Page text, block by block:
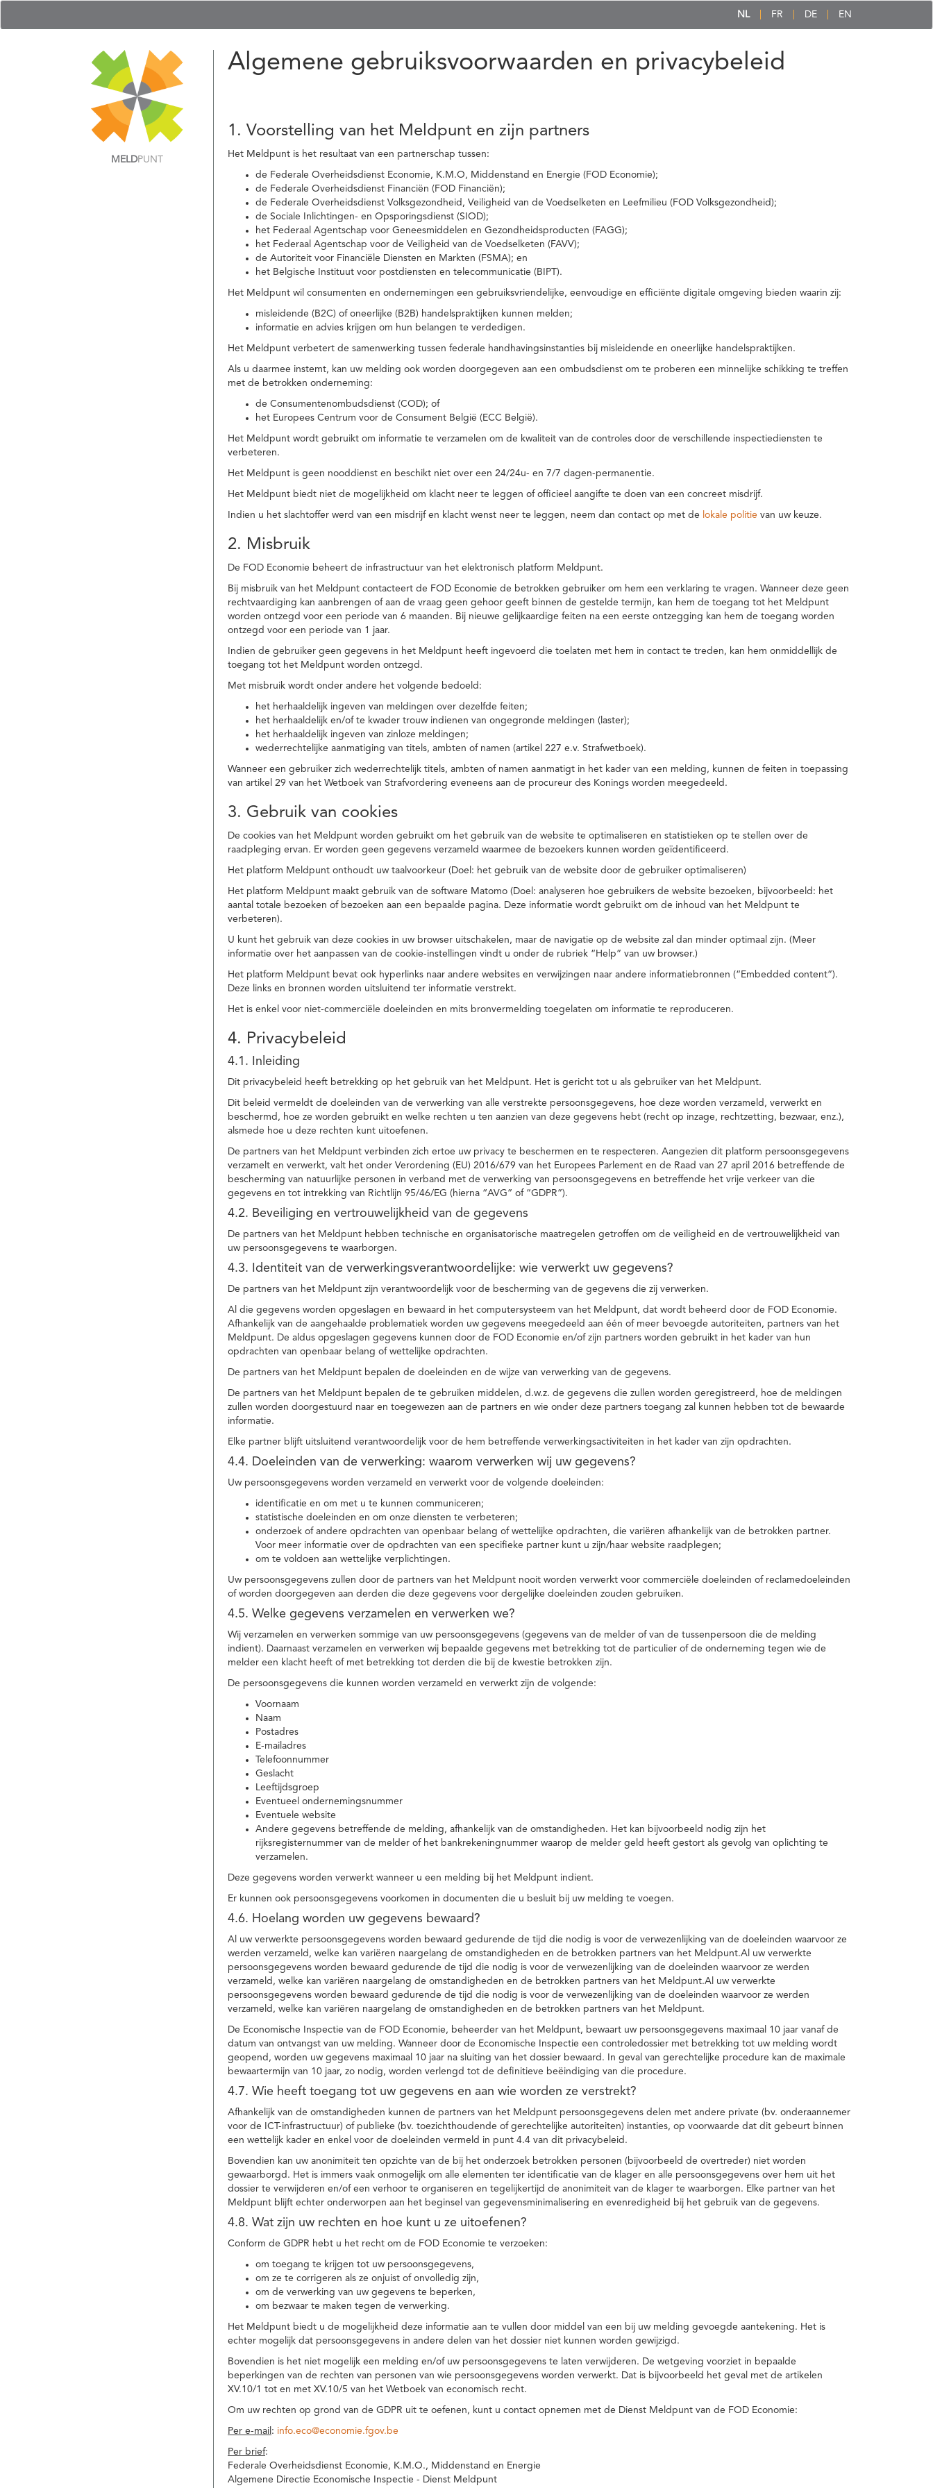
NL FR DE EN
MELDPUNT
Algemene gebruiksvoorwaarden en privacybeleid
1. Voorstelling van het Meldpunt en zijn partners
Het Meldpunt is het resultaat van een partnerschap tussen:
de Federale Overheidsdienst Economie, K.M.O, Middenstand en Energie (FOD Economie);
de Federale Overheidsdienst Financiën (FOD Financiën);
de Federale Overheidsdienst Volksgezondheid, Veiligheid van de Voedselketen en Leefmilieu (FOD Volksgezondheid);
de Sociale Inlichtingen- en Opsporingsdienst (SIOD);
het Federaal Agentschap voor Geneesmiddelen en Gezondheidsproducten (FAGG);
het Federaal Agentschap voor de Veiligheid van de Voedselketen (FAVV);
de Autoriteit voor Financiële Diensten en Markten (FSMA); en
het Belgische Instituut voor postdiensten en telecommunicatie (BIPT).
Het Meldpunt wil consumenten en ondernemingen een gebruiksvriendelijke, eenvoudige en efficiënte digitale omgeving bieden waarin zij:
misleidende (B2C) of oneerlijke (B2B) handelspraktijken kunnen melden;
informatie en advies krijgen om hun belangen te verdedigen.
Het Meldpunt verbetert de samenwerking tussen federale handhavingsinstanties bij misleidende en oneerlijke handelspraktijken.
Als u daarmee instemt, kan uw melding ook worden doorgegeven aan een ombudsdienst om te proberen een minnelijke schikking te treffen
met de betrokken onderneming:
de Consumentenombudsdienst (COD); of
het Europees Centrum voor de Consument België (ECC België).
Het Meldpunt wordt gebruikt om informatie te verzamelen om de kwaliteit van de controles door de verschillende inspectiediensten te
verbeteren.
Het Meldpunt is geen nooddienst en beschikt niet over een 24/24u- en 7/7 dagen-permanentie.
Het Meldpunt biedt niet de mogelijkheid om klacht neer te leggen of officieel aangifte te doen van een concreet misdrijf.
Indien u het slachtoffer werd van een misdrijf en klacht wenst neer te leggen, neem dan contact op met de lokale politie van uw keuze.
2. Misbruik
De FOD Economie beheert de infrastructuur van het elektronisch platform Meldpunt.
Bij misbruik van het Meldpunt contacteert de FOD Economie de betrokken gebruiker om hem een verklaring te vragen. Wanneer deze geen
rechtvaardiging kan aanbrengen of aan de vraag geen gehoor geeft binnen de gestelde termijn, kan hem de toegang tot het Meldpunt
worden ontzegd voor een periode van 6 maanden. Bij nieuwe gelijkaardige feiten na een eerste ontzegging kan hem de toegang worden
ontzegd voor een periode van 1 jaar.
Indien de gebruiker geen gegevens in het Meldpunt heeft ingevoerd die toelaten met hem in contact te treden, kan hem onmiddellijk de
toegang tot het Meldpunt worden ontzegd.
Met misbruik wordt onder andere het volgende bedoeld:
het herhaaldelijk ingeven van meldingen over dezelfde feiten;
het herhaaldelijk en/of te kwader trouw indienen van ongegronde meldingen (laster);
het herhaaldelijk ingeven van zinloze meldingen;
wederrechtelijke aanmatiging van titels, ambten of namen (artikel 227 e.v. Strafwetboek).
Wanneer een gebruiker zich wederrechtelijk titels, ambten of namen aanmatigt in het kader van een melding, kunnen de feiten in toepassing
van artikel 29 van het Wetboek van Strafvordering eveneens aan de procureur des Konings worden meegedeeld.
3. Gebruik van cookies
De cookies van het Meldpunt worden gebruikt om het gebruik van de website te optimaliseren en statistieken op te stellen over de
raadpleging ervan. Er worden geen gegevens verzameld waarmee de bezoekers kunnen worden geïdentificeerd.
Het platform Meldpunt onthoudt uw taalvoorkeur (Doel: het gebruik van de website door de gebruiker optimaliseren)
Het platform Meldpunt maakt gebruik van de software Matomo (Doel: analyseren hoe gebruikers de website bezoeken, bijvoorbeeld: het
aantal totale bezoeken of bezoeken aan een bepaalde pagina. Deze informatie wordt gebruikt om de inhoud van het Meldpunt te
verbeteren).
U kunt het gebruik van deze cookies in uw browser uitschakelen, maar de navigatie op de website zal dan minder optimaal zijn. (Meer
informatie over het aanpassen van de cookie-instellingen vindt u onder de rubriek “Help” van uw browser.)
Het platform Meldpunt bevat ook hyperlinks naar andere websites en verwijzingen naar andere informatiebronnen (“Embedded content”).
Deze links en bronnen worden uitsluitend ter informatie verstrekt.
Het is enkel voor niet-commerciële doeleinden en mits bronvermelding toegelaten om informatie te reproduceren.
4. Privacybeleid
4.1. Inleiding
Dit privacybeleid heeft betrekking op het gebruik van het Meldpunt. Het is gericht tot u als gebruiker van het Meldpunt.
Dit beleid vermeldt de doeleinden van de verwerking van alle verstrekte persoonsgegevens, hoe deze worden verzameld, verwerkt en
beschermd, hoe ze worden gebruikt en welke rechten u ten aanzien van deze gegevens hebt (recht op inzage, rechtzetting, bezwaar, enz.),
alsmede hoe u deze rechten kunt uitoefenen.
De partners van het Meldpunt verbinden zich ertoe uw privacy te beschermen en te respecteren. Aangezien dit platform persoonsgegevens
verzamelt en verwerkt, valt het onder Verordening (EU) 2016/679 van het Europees Parlement en de Raad van 27 april 2016 betreffende de
bescherming van natuurlijke personen in verband met de verwerking van persoonsgegevens en betreffende het vrije verkeer van die
gegevens en tot intrekking van Richtlijn 95/46/EG (hierna “AVG” of “GDPR”).
4.2. Beveiliging en vertrouwelijkheid van de gegevens
De partners van het Meldpunt hebben technische en organisatorische maatregelen getroffen om de veiligheid en de vertrouwelijkheid van
uw persoonsgegevens te waarborgen.
4.3. Identiteit van de verwerkingsverantwoordelijke: wie verwerkt uw gegevens?
De partners van het Meldpunt zijn verantwoordelijk voor de bescherming van de gegevens die zij verwerken.
Al die gegevens worden opgeslagen en bewaard in het computersysteem van het Meldpunt, dat wordt beheerd door de FOD Economie.
Afhankelijk van de aangehaalde problematiek worden uw gegevens meegedeeld aan één of meer bevoegde autoriteiten, partners van het
Meldpunt. De aldus opgeslagen gegevens kunnen door de FOD Economie en/of zijn partners worden gebruikt in het kader van hun
opdrachten van openbaar belang of wettelijke opdrachten.
De partners van het Meldpunt bepalen de doeleinden en de wijze van verwerking van de gegevens.
De partners van het Meldpunt bepalen de te gebruiken middelen, d.w.z. de gegevens die zullen worden geregistreerd, hoe de meldingen
zullen worden doorgestuurd naar en toegewezen aan de partners en wie onder deze partners toegang zal kunnen hebben tot de bewaarde
informatie.
Elke partner blijft uitsluitend verantwoordelijk voor de hem betreffende verwerkingsactiviteiten in het kader van zijn opdrachten.
4.4. Doeleinden van de verwerking: waarom verwerken wij uw gegevens?
Uw persoonsgegevens worden verzameld en verwerkt voor de volgende doeleinden:
identificatie en om met u te kunnen communiceren;
statistische doeleinden en om onze diensten te verbeteren;
onderzoek of andere opdrachten van openbaar belang of wettelijke opdrachten, die variëren afhankelijk van de betrokken partner.
Voor meer informatie over de opdrachten van een specifieke partner kunt u zijn/haar website raadplegen;
om te voldoen aan wettelijke verplichtingen.
Uw persoonsgegevens zullen door de partners van het Meldpunt nooit worden verwerkt voor commerciële doeleinden of reclamedoeleinden
of worden doorgegeven aan derden die deze gegevens voor dergelijke doeleinden zouden gebruiken.
4.5. Welke gegevens verzamelen en verwerken we?
Wij verzamelen en verwerken sommige van uw persoonsgegevens (gegevens van de melder of van de tussenpersoon die de melding
indient). Daarnaast verzamelen en verwerken wij bepaalde gegevens met betrekking tot de particulier of de onderneming tegen wie de
melder een klacht heeft of met betrekking tot derden die bij de kwestie betrokken zijn.
De persoonsgegevens die kunnen worden verzameld en verwerkt zijn de volgende:
Voornaam
Naam
Postadres
E-mailadres
Telefoonnummer
Geslacht
Leeftijdsgroep
Eventueel ondernemingsnummer
Eventuele website
Andere gegevens betreffende de melding, afhankelijk van de omstandigheden. Het kan bijvoorbeeld nodig zijn het
rijksregisternummer van de melder of het bankrekeningnummer waarop de melder geld heeft gestort als gevolg van oplichting te
verzamelen.
Deze gegevens worden verwerkt wanneer u een melding bij het Meldpunt indient.
Er kunnen ook persoonsgegevens voorkomen in documenten die u besluit bij uw melding te voegen.
4.6. Hoelang worden uw gegevens bewaard?
Al uw verwerkte persoonsgegevens worden bewaard gedurende de tijd die nodig is voor de verwezenlijking van de doeleinden waarvoor ze
werden verzameld, welke kan variëren naargelang de omstandigheden en de betrokken partners van het Meldpunt.Al uw verwerkte
persoonsgegevens worden bewaard gedurende de tijd die nodig is voor de verwezenlijking van de doeleinden waarvoor ze werden
verzameld, welke kan variëren naargelang de omstandigheden en de betrokken partners van het Meldpunt.Al uw verwerkte
persoonsgegevens worden bewaard gedurende de tijd die nodig is voor de verwezenlijking van de doeleinden waarvoor ze werden
verzameld, welke kan variëren naargelang de omstandigheden en de betrokken partners van het Meldpunt.
De Economische Inspectie van de FOD Economie, beheerder van het Meldpunt, bewaart uw persoonsgegevens maximaal 10 jaar vanaf de
datum van ontvangst van uw melding. Wanneer door de Economische Inspectie een controledossier met betrekking tot uw melding wordt
geopend, worden uw gegevens maximaal 10 jaar na sluiting van het dossier bewaard. In geval van gerechtelijke procedure kan de maximale
bewaartermijn van 10 jaar, zo nodig, worden verlengd tot de definitieve beëindiging van die procedure.
4.7. Wie heeft toegang tot uw gegevens en aan wie worden ze verstrekt?
Afhankelijk van de omstandigheden kunnen de partners van het Meldpunt persoonsgegevens delen met andere private (bv. onderaannemer
voor de ICT-infrastructuur) of publieke (bv. toezichthoudende of gerechtelijke autoriteiten) instanties, op voorwaarde dat dit gebeurt binnen
een wettelijk kader en enkel voor de doeleinden vermeld in punt 4.4 van dit privacybeleid.
Bovendien kan uw anonimiteit ten opzichte van de bij het onderzoek betrokken personen (bijvoorbeeld de overtreder) niet worden
gewaarborgd. Het is immers vaak onmogelijk om alle elementen ter identificatie van de klager en alle persoonsgegevens over hem uit het
dossier te verwijderen en/of een verhoor te organiseren en tegelijkertijd de anonimiteit van de klager te waarborgen. Elke partner van het
Meldpunt blijft echter onderworpen aan het beginsel van gegevensminimalisering en evenredigheid bij het gebruik van de gegevens.
4.8. Wat zijn uw rechten en hoe kunt u ze uitoefenen?
Conform de GDPR hebt u het recht om de FOD Economie te verzoeken:
om toegang te krijgen tot uw persoonsgegevens,
om ze te corrigeren als ze onjuist of onvolledig zijn,
om de verwerking van uw gegevens te beperken,
om bezwaar te maken tegen de verwerking.
Het Meldpunt biedt u de mogelijkheid deze informatie aan te vullen door middel van een bij uw melding gevoegde aantekening. Het is
echter mogelijk dat persoonsgegevens in andere delen van het dossier niet kunnen worden gewijzigd.
Bovendien is het niet mogelijk een melding en/of uw persoonsgegevens te laten verwijderen. De wetgeving voorziet in bepaalde
beperkingen van de rechten van personen van wie persoonsgegevens worden verwerkt. Dat is bijvoorbeeld het geval met de artikelen
XV.10/1 tot en met XV.10/5 van het Wetboek van economisch recht.
Om uw rechten op grond van de GDPR uit te oefenen, kunt u contact opnemen met de Dienst Meldpunt van de FOD Economie:
Per e-mail : info.eco@economie.fgov.be
Per brief:
Federale Overheidsdienst Economie, K.M.O., Middenstand en Energie
Algemene Directie Economische Inspectie - Dienst Meldpunt